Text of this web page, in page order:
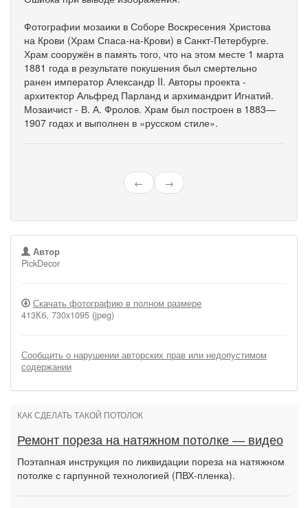
Фотографии мозаики в Соборе Воскресения Христова
на Крови (Храм Спаса-на-Крови) в Санкт-Петербурге.
Храм сооружён в память того, что на этом месте 1 марта
1881 года в результате покушения был смертельно
ранен император Александр II. Авторы проекта -
архитектор Альфред Парланд и архимандрит Игнатий.
Мозаичист - В. А. Фролов. Храм был построен в 1883—
1907 годах и выполнен в «русском стиле».
← →
Автор
PickDecor
Скачать фотографию в полном размере
413Кб, 730x1095 (jpeg)
Сообщить о нарушении авторских прав или недопустимом
содержании
КАК СДЕЛАТЬ ТАКОЙ ПОТОЛОК
Ремонт пореза на натяжном потолке — видео
Поэтапная инструкция по ликвидации пореза на натяжном
потолке с гарпунной технологией (ПВХ-пленка).